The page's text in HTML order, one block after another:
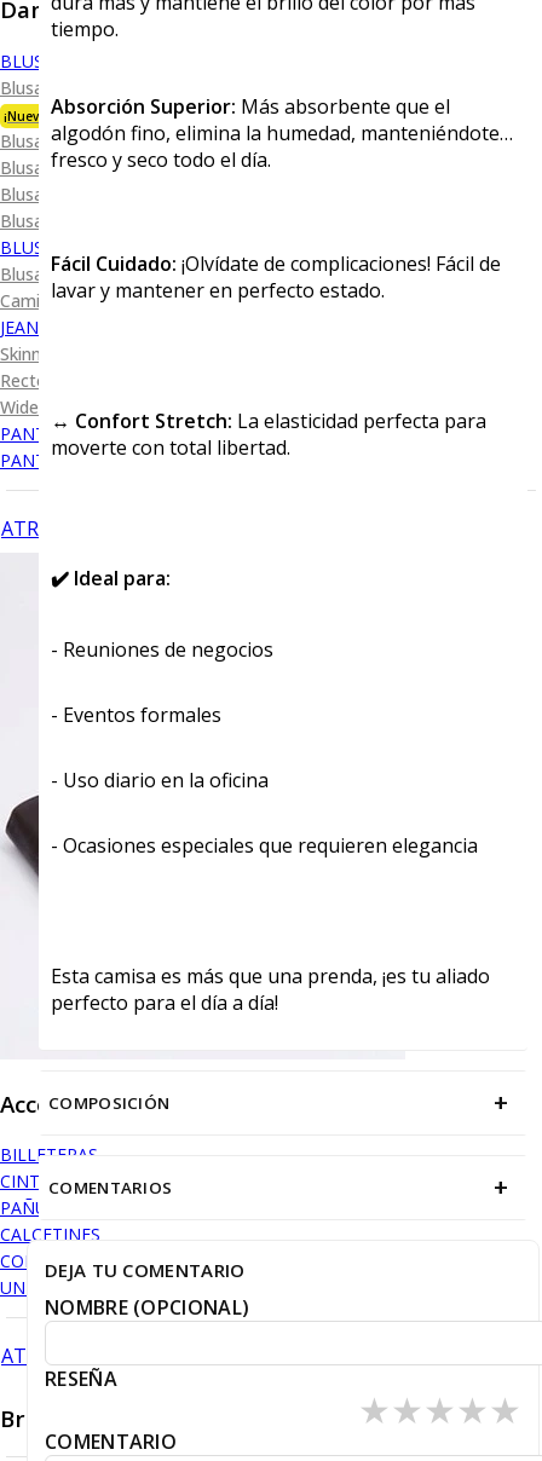
Dama
BLUSA
Blusa Premium Bambú
¡Nueva Colección!
Blusa Performance
Blusa Piqué
Blusa Oxford
Blusa de Vestir
BLUSA SPORT
Blusa Sport Lisa
Camiseta Lisa
JEANS
Skinny Levanta Pompis
Recto Levanta Pompis
Wide Leg
PANTALÓN DE VESTIR
PANTALÓN CASUAL
ATRÁS
Accesorios
BILLETERAS
CINTURONES
PAÑUELOS
CALCETINES
CORBATAS
UNDERWEAR
ATRÁS
Branson
tiempo.
Absorción Superior: Más absorbente que el
algodón fino, elimina la humedad, manteniéndote
fresco y seco todo el día.
Fácil Cuidado: ¡Olvídate de complicaciones! Fácil de
lavar y mantener en perfecto estado.
↔️ Confort Stretch: La elasticidad perfecta para
moverte con total libertad.
✔️ Ideal para:
- Reuniones de negocios
- Eventos formales
- Uso diario en la oficina
- Ocasiones especiales que requieren elegancia
Esta camisa es más que una prenda, ¡es tu aliado
perfecto para el día a día!
COMPOSICIÓN +
COMENTARIOS +
DEJA TU COMENTARIO
NOMBRE (OPCIONAL)
RESEÑA
★
★
★
★
★
COMENTARIO